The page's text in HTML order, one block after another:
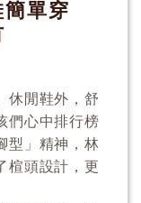
單穿
休閒鞋外，舒
們心中排行榜
型」精神，林
楦頭設計，更